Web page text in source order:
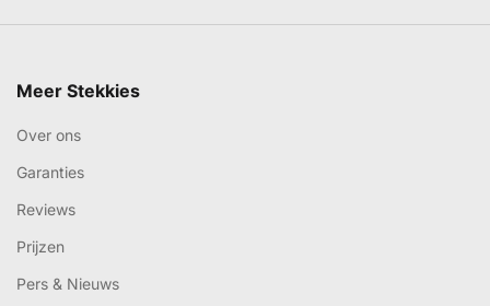
Meer Stekkies
Over ons
Garanties
Reviews
Prijzen
Pers & Nieuws